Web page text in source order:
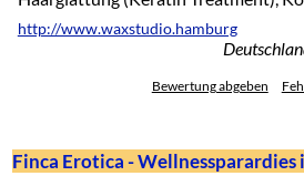
http://www.waxstudio.hamburg
Bewertung abgeben
Finca Erotica -